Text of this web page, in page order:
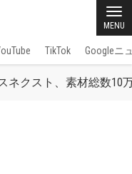
MENU
TikTok Googleニ
ネクスト、素材総数10